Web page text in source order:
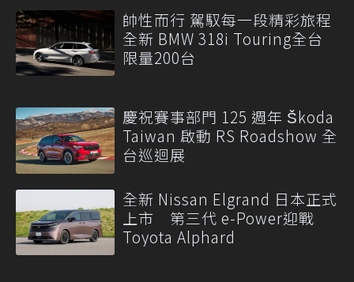
帥性而行 駕馭每一段精彩旅程
全新 BMW 318i Touring全台
限量200台
慶祝賽事部門 125 週年 Škoda
Taiwan 啟動 RS Roadshow 全
台巡迴展
全新 Nissan Elgrand 日本正式
上市 第三代 e-Power迎戰
Toyota Alphard